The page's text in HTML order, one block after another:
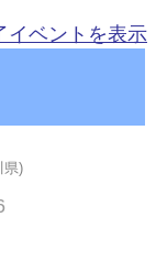
イベントを表示
県)